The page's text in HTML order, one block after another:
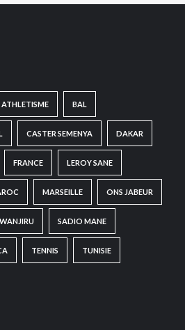
ATHLETISME BAL
CASTER SEMENYA DAKAR
FRANCE LEROY SANE
MARSEILLE ONS JABEUR
SADIO MANE
TENNIS TUNISIE